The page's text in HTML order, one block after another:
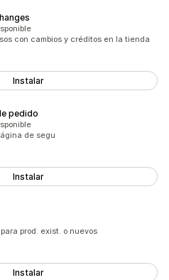
con cambios y créditos en la tienda
Instalar
pedido
de segu
Instalar
prod. exist. o nuevos
Instalar